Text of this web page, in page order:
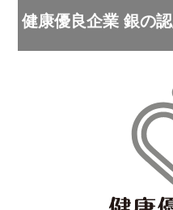
健康優良企業 銀の